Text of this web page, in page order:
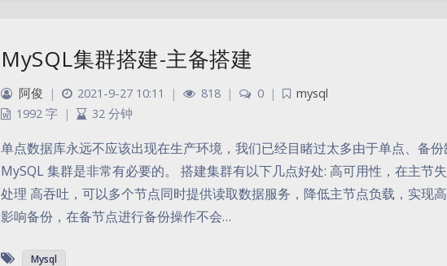
MySQL集群搭建-主备搭建
阿俊 | 2021-9-27 10:11 | 818 | 0 |
mysql
1992 字 | 32 分钟
单点数据库永远不应该出现在生产环境，我们已经目睹过太多由于单点、备
MySQL 集群是非常有必要的。 搭建集群有以下几点好处: 高可用性，在主节
处理 高吞吐，可以多个节点同时提供读取数据服务，降低主节点负载，实现
影响备份，在备节点进行备份操作不会…
Mysql